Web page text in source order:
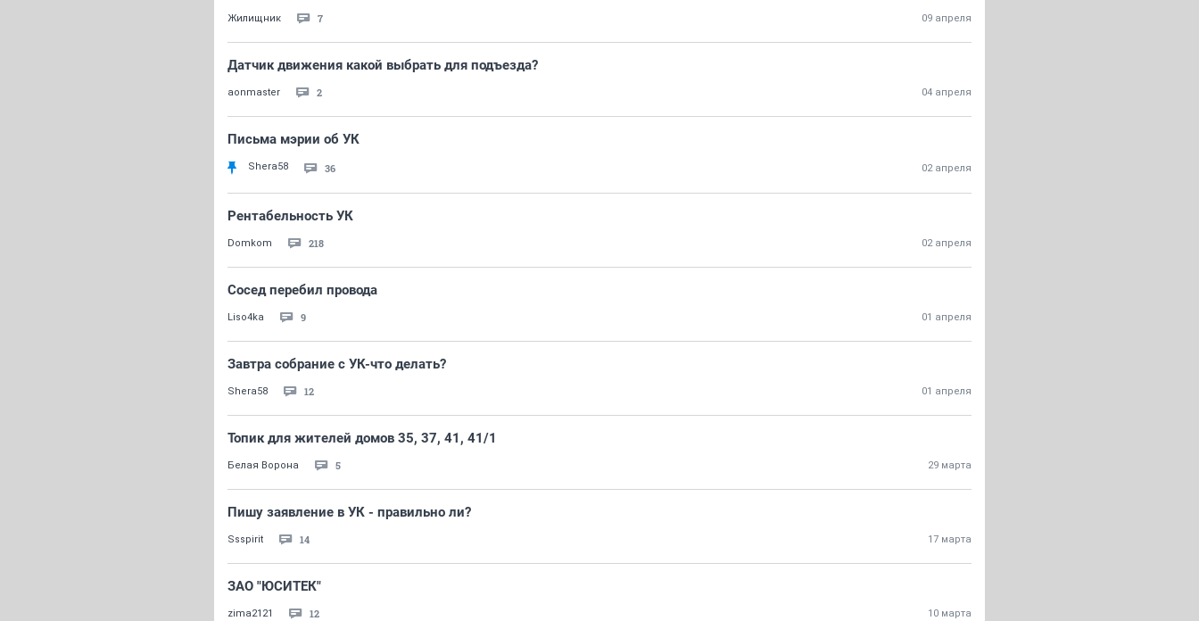
Жилищник 7 09 апреля
Датчик движения какой выбрать для подъезда?
aonmaster 2 04 апреля
Письма мэрии об УК
Shera58 36 02 апреля
Рентабельность УК
Domkom 218 02 апреля
Сосед перебил провода
Liso4ka 9 01 апреля
Завтра собрание с УК-что делать?
Shera58 12 01 апреля
Топик для жителей домов 35, 37, 41, 41/1
Белая Ворона 5 29 марта
Пишу заявление в УК - правильно ли?
Ssspirit 14 17 марта
ЗАО "ЮСИТЕК"
zima2121 12 10 марта